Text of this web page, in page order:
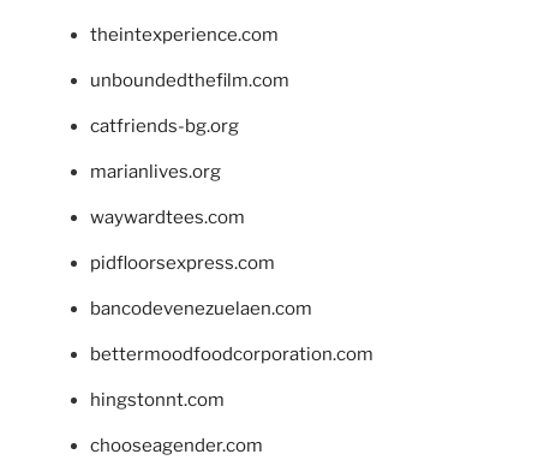
theintexperience.com
unboundedthefilm.com
catfriends-bg.org
marianlives.org
waywardtees.com
pidfloorsexpress.com
bancodevenezuelaen.com
bettermoodfoodcorporation.com
hingstonnt.com
chooseagender.com